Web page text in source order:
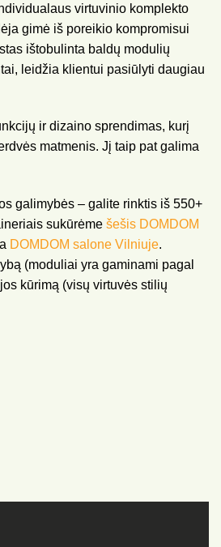
virtuvinio komplekto
gimė iš poreikio kompromisui
ištobulinta baldų modulių
leidžia klientui pasiūlyti daugiau
ir dizaino sprendimas, kurį
matmenis. Jį taip pat galima
galimybės – galite rinktis iš 550+
sukūrėme šešis DOMDOM
DOMDOM salone Vilniuje.
(moduliai yra gaminami pagal
kūrimą (visų virtuvės stilių